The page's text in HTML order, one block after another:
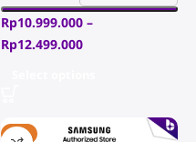
Rp10.999.000 –
Rp12.499.000
-2%